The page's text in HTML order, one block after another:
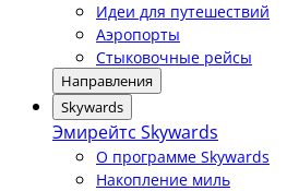
Идеи для путешествий
Аэропорты
Стыковочные рейсы
Направления
Skywards
Эмирейтс Skywards
О программе Skywards
Накопление миль